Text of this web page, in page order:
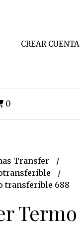
CREAR CUENTA
0
Transfer
transferible 688
Termo